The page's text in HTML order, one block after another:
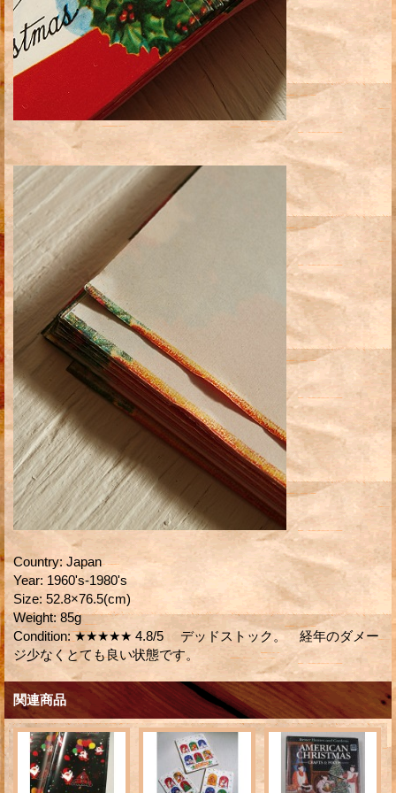
Country: Japan
Year: 1960's-1980's
Size: 52.8×76.5(cm)
Weight: 85g
Condition: ★★★★★ 4.8/5 デッドストック。 経年のダメー
ジ少なくとても良い状態です。
関連商品